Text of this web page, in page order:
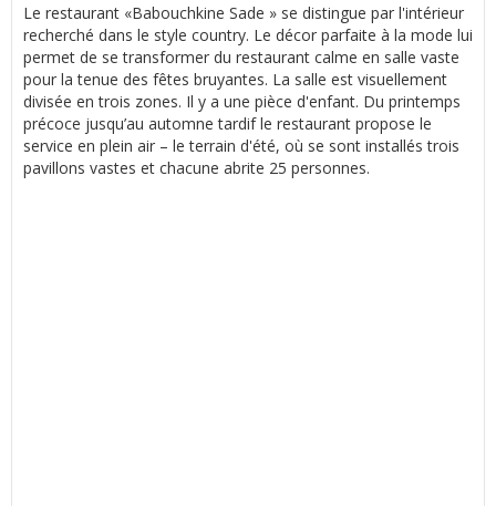
Le restaurant «Babouchkine Sade » se distingue par l'intérieur
recherché dans le style country. Le décor parfaite à la mode lui
permet de se transformer du restaurant calme en salle vaste
pour la tenue des fêtes bruyantes. La salle est visuellement
divisée en trois zones. Il y a une pièce d'enfant. Du printemps
précoce jusqu’au automne tardif le restaurant propose le
service en plein air – le terrain d'été, où se sont installés trois
pavillons vastes et chacune abrite 25 personnes.